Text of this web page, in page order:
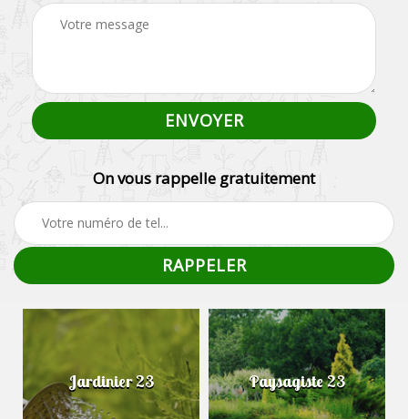
On vous rappelle gratuitement
Jardinier 23 Paysagiste 23